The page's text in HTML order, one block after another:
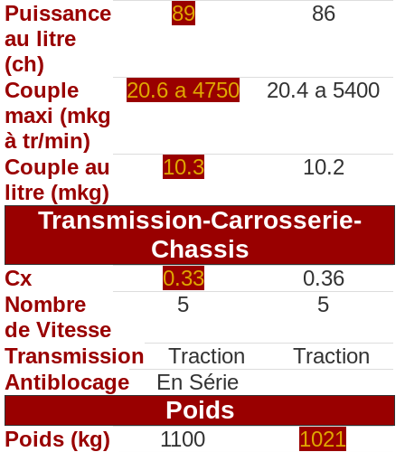
Puissance
au litre
(ch)
89 86
Couple
maxi (mkg
à tr/min)
20.6 a 4750 20.4 a 5400
Couple au
litre (mkg)
10.3 10.2
Transmission-Carrosserie-
Chassis
Cx 0.33
0.36
Nombre
de Vitesse
5 5
Transmission Traction
Traction
Antiblocage
En Série
Poids
Poids (kg) 1100
1021